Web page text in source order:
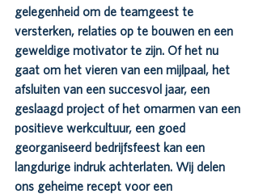
gelegenheid om de teamgeest te
versterken, relaties op te bouwen en een
geweldige motivator te zijn. Of het nu
gaat om het vieren van een mijlpaal, het
afsluiten van een succesvol jaar, een
geslaagd project of het omarmen van een
positieve werkcultuur, een goed
georganiseerd bedrijfsfeest kan een
langdurige indruk achterlaten. Wij delen
ons geheime recept voor een